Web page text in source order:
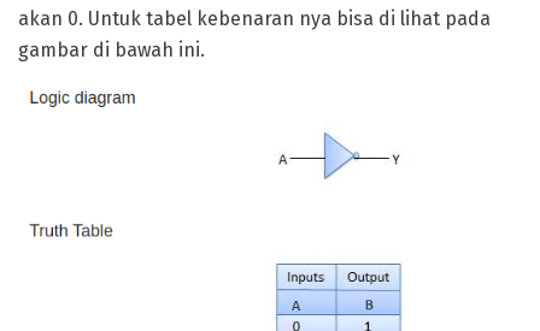
akan 0. Untuk tabel kebenaran nya bisa di lihat pada
gambar di bawah ini.